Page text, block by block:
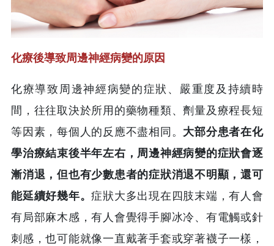
化療後導致周邊神經病變的原因
化療導致周邊神經病變的症狀、嚴重度及持續時
間，往往取決於所用的藥物種類、劑量及療程長短
等因素，每個人的反應不盡相同。 大部分患者在化
學治療結束後半年左右，周邊神經病變的症狀會逐
漸消退，但也有少數患者的症狀消退不明顯，還可
能延續好幾年。症狀大多出現在四肢末端，有人會
有局部麻木感，有人會覺得手腳冰冷、有電觸或針
刺感，也可能就像一直戴著手套或穿著襪子一樣，